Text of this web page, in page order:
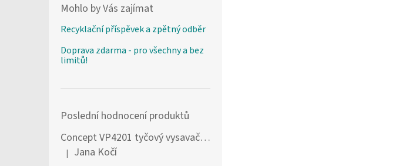
Mohlo by Vás zajímat
Recyklační příspěvek a zpětný odběr
Doprava zdarma - pro všechny a bez
limitů!
Poslední hodnocení produktů
Concept VP4201 tyčový vysavač / elektrický smeták Tyčový vysavač 2 v 1 AC Suché a mokré Bezsáčkové 0,6 l 90 W Černá, Stříbrná
Hodnocení produktu je 5 z 5 hvězdiček.
| Jana Kočí